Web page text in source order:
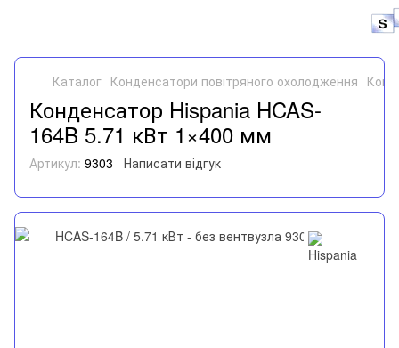
Каталог Конденсатори повітряного охолодження
Конденсатор Hispania HCAS-
164B 5.71 кВт 1×400 мм
Артикул: 9303 Написати відгук